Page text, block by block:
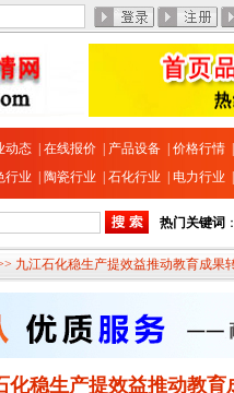
动态 在线报价 产品设备 价格行情
行业 陶瓷行业 石化行业 电力行业
热门关键词
九江石化稳生产提效益推动教育成果
化稳生产提效益推动教育